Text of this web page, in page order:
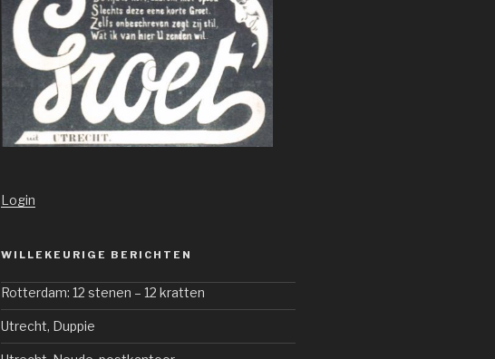
Login
WILLEKEURIGE BERICHTEN
Rotterdam: 12 stenen – 12 kratten
Utrecht, Duppie